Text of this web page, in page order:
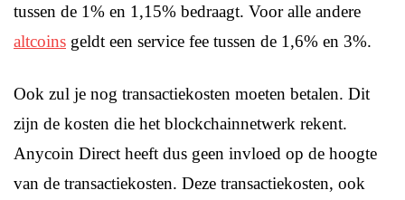
tussen de 1% en 1,15% bedraagt. Voor alle andere
altcoins geldt een service fee tussen de 1,6% en 3%.
Ook zul je nog transactiekosten moeten betalen. Dit
zijn de kosten die het blockchainnetwerk rekent.
Anycoin Direct heeft dus geen invloed op de hoogte
van de transactiekosten. Deze transactiekosten, ook